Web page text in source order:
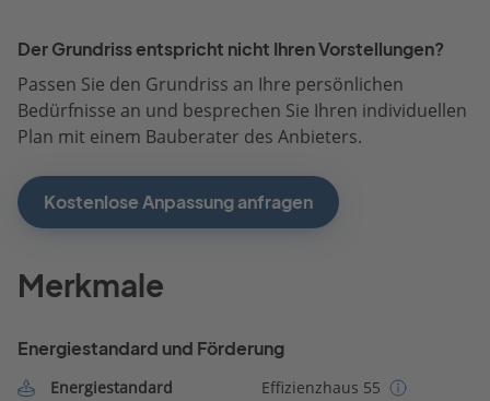
Der Grundriss entspricht nicht Ihren Vorstellungen?
Passen Sie den Grundriss an Ihre persönlichen
Bedürfnisse an und besprechen Sie Ihren individuellen
Plan mit einem Bauberater des Anbieters.
Kostenlose Anpassung anfragen
Merkmale
Energiestandard und Förderung
Energiestandard
Effizienzhaus 55